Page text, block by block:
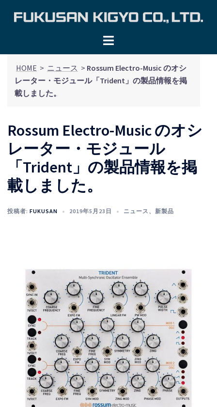
ツ
HOME > ニュース > Rossum Electro-Music のオシ
レーター・モジュール「Trident」の製品情報を掲
載しました。
Rossum Electro-Music のオシ
レーター・モジュール
「Trident」の製品情報を掲
載しました。
投稿者: FUKUSAN 2019年5月23日 ニュース 、 新製品